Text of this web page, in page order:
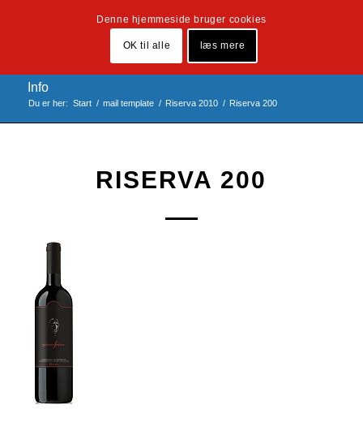
Info
Du er her: Start / mail template / Riserva 2010 / Riserva 200
RISERVA 200
Denne hjemmeside bruger cookies
OK til alle læs mere